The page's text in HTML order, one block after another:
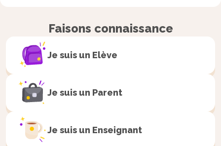
Faisons connaissance
Je suis un Elève
Je suis un Parent
Je suis un Enseignant